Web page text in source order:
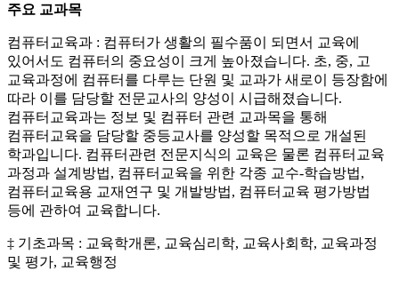
주요 교과목
컴퓨터교육과 : 컴퓨터가 생활의 필수품이 되면서 교육에
있어서도 컴퓨터의 중요성이 크게 높아졌습니다. 초, 중, 고
교육과정에 컴퓨터를 다루는 단원 및 교과가 새로이 등장함에
따라 이를 담당할 전문교사의 양성이 시급해졌습니다.
컴퓨터교육과는 정보 및 컴퓨터 관련 교과목을 통해
컴퓨터교육을 담당할 중등교사를 양성할 목적으로 개설된
학과입니다. 컴퓨터관련 전문지식의 교육은 물론 컴퓨터교육
과정과 설계방법, 컴퓨터교육을 위한 각종 교수-학습방법,
컴퓨터교육용 교재연구 및 개발방법, 컴퓨터교육 평가방법
등에 관하여 교육합니다.
‡ 기초과목 : 교육학개론, 교육심리학, 교육사회학, 교육과정
및 평가, 교육행정